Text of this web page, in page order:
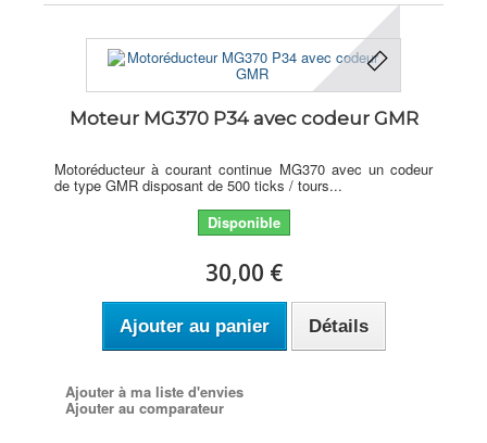
Moteur MG370 P34 avec codeur GMR
Motoréducteur à courant continue MG370 avec un codeur
de type GMR disposant de 500 ticks / tours...
Disponible
30,00 €
Ajouter au panier Détails
Ajouter à ma liste d'envies
Ajouter au comparateur